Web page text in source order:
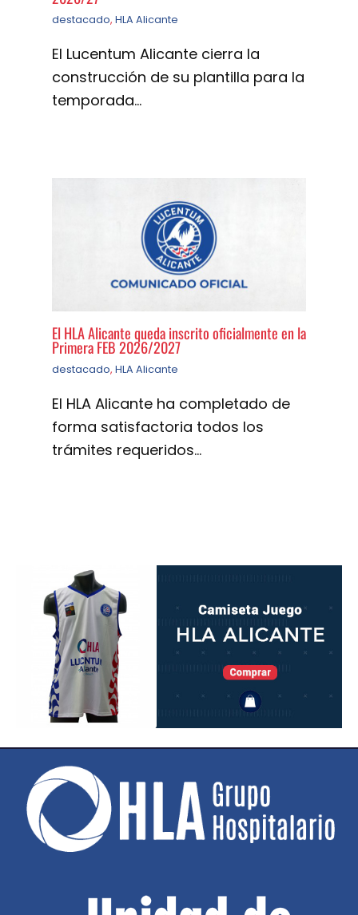
destacado, HLA Alicante
El Lucentum Alicante cierra la
construcción de su plantilla para la
temporada…
El HLA Alicante queda inscrito oficialmente en la
Primera FEB 2026/2027
destacado, HLA Alicante
El HLA Alicante ha completado de
forma satisfactoria todos los
trámites requeridos…